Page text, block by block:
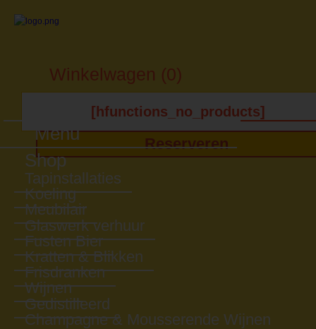
Winkelwagen (0)
[hfunctions_no_products]
Reserveren
Menu
Shop
Tapinstallaties
Koeling
Meubilair
Glaswerk verhuur
Fusten Bier
Kratten & Blikken
Frisdranken
Wijnen
Gedistilleerd
Champagne & Mousserende Wijnen